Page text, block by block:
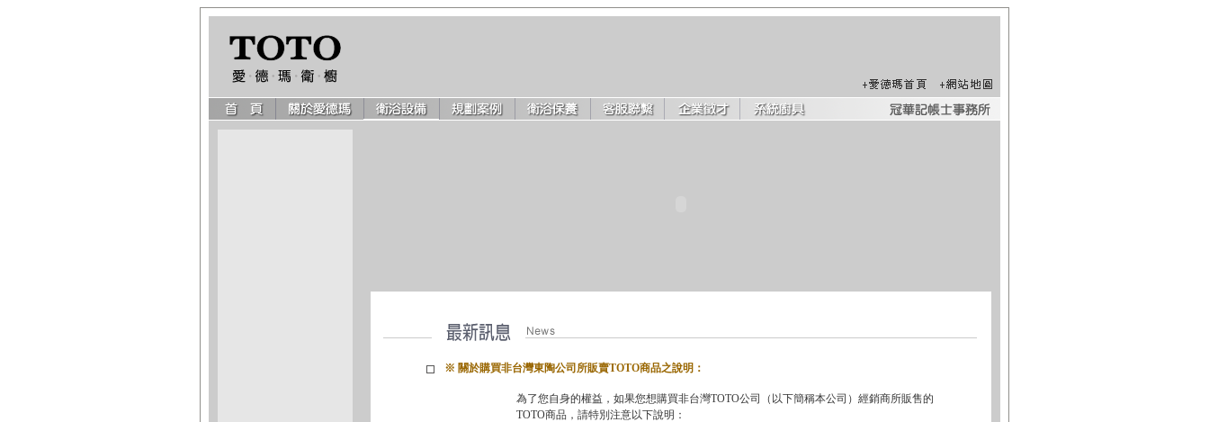
※ 關於購買非台灣東陶公司所販賣TOTO商品之說明：
為了您自身的權益，如果您想購買非台灣TOTO公司（以下簡稱本公司）經銷商所販售的
TOTO商品，請特別注意以下說明：